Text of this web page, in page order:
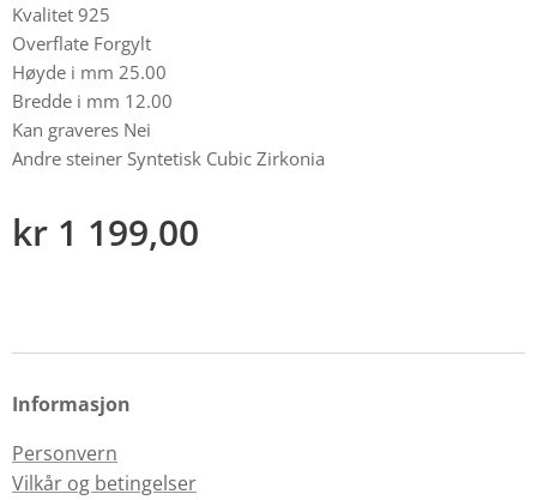
Kvalitet 925
Overflate Forgylt
Høyde i mm 25.00
Bredde i mm 12.00
Kan graveres Nei
Andre steiner Syntetisk Cubic Zirkonia
kr 1 199,00
Informasjon
Personvern
Vilkår og betingelser